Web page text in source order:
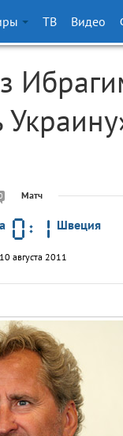
ТВ Видео
Матч
Швеция
10 августа 2011